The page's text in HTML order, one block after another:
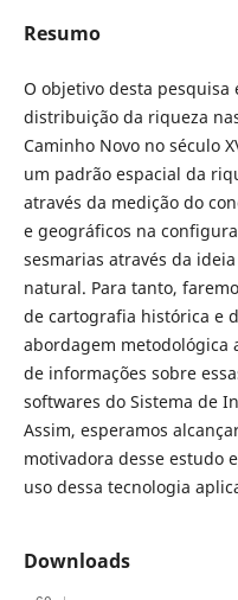
Resumo
O objetivo desta pesquisa
distribuição da riqueza
Caminho Novo no século
um padrão espacial da
através da medição do
e geográficos na
sesmarias através da
natural. Para tanto,
de cartografia histórica e
abordagem metodológica
de informações sobre
softwares do Sistema de
Assim, esperamos
motivadora desse estudo
uso dessa tecnologia
Downloads